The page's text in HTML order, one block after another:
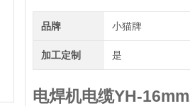
品牌 小猫牌
加工定制 是
电焊机电缆YH-